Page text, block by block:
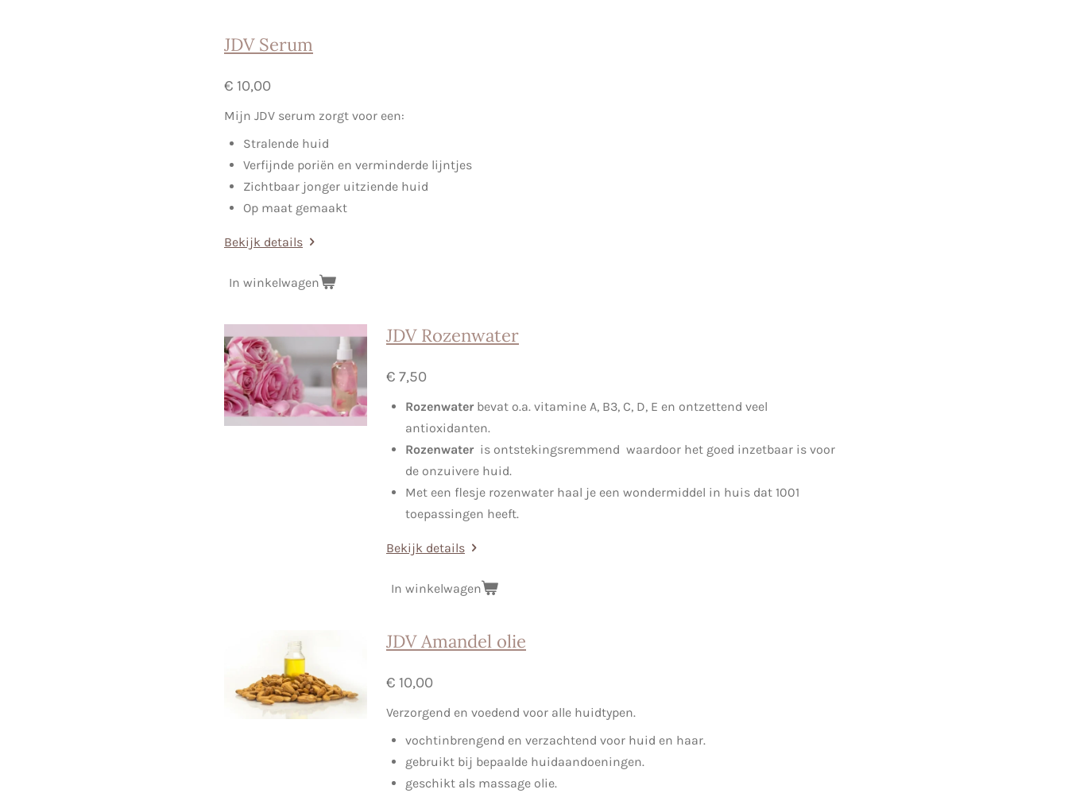
JDV Serum
€ 10,00
Mijn JDV serum zorgt voor een:
Stralende huid
Verfijnde poriën en verminderde lijntjes
Zichtbaar jonger uitziende huid
Op maat gemaakt
Bekijk details
In winkelwagen
JDV Rozenwater
€ 7,50
Rozenwater bevat o.a. vitamine A, B3, C, D, E en ontzettend veel
antioxidanten.
Rozenwater is ontstekingsremmend waardoor het goed inzetbaar is voor
de onzuivere huid.
Met een flesje rozenwater haal je een wondermiddel in huis dat 1001
toepassingen heeft.
Bekijk details
In winkelwagen
JDV Amandel olie
€ 10,00
Verzorgend en voedend voor alle huidtypen.
vochtinbrengend en verzachtend voor huid en haar.
gebruikt bij bepaalde huidaandoeningen.
geschikt als massage olie.